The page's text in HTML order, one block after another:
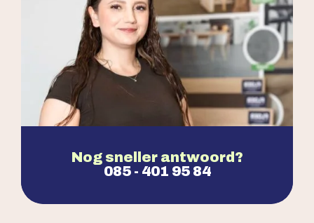
Nog sneller antwoord?
085 - 401 95 84